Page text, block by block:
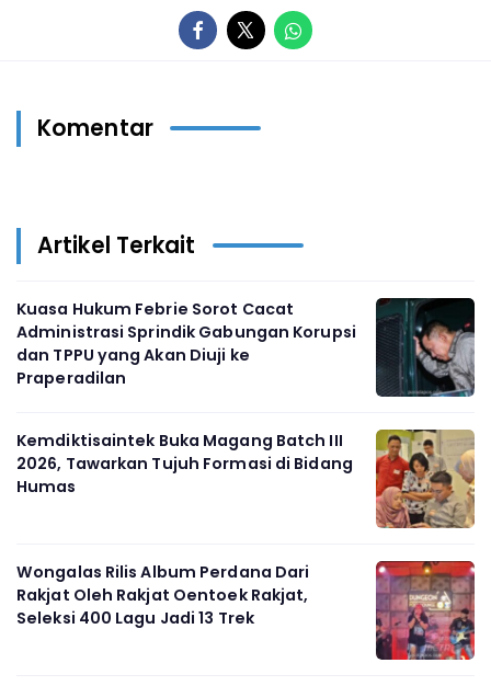
Komentar
Artikel Terkait
Kuasa Hukum Febrie Sorot Cacat
Administrasi Sprindik Gabungan Korupsi
dan TPPU yang Akan Diuji ke
Praperadilan
Kemdiktisaintek Buka Magang Batch III
2026, Tawarkan Tujuh Formasi di Bidang
Humas
Wongalas Rilis Album Perdana Dari
Rakjat Oleh Rakjat Oentoek Rakjat,
Seleksi 400 Lagu Jadi 13 Trek